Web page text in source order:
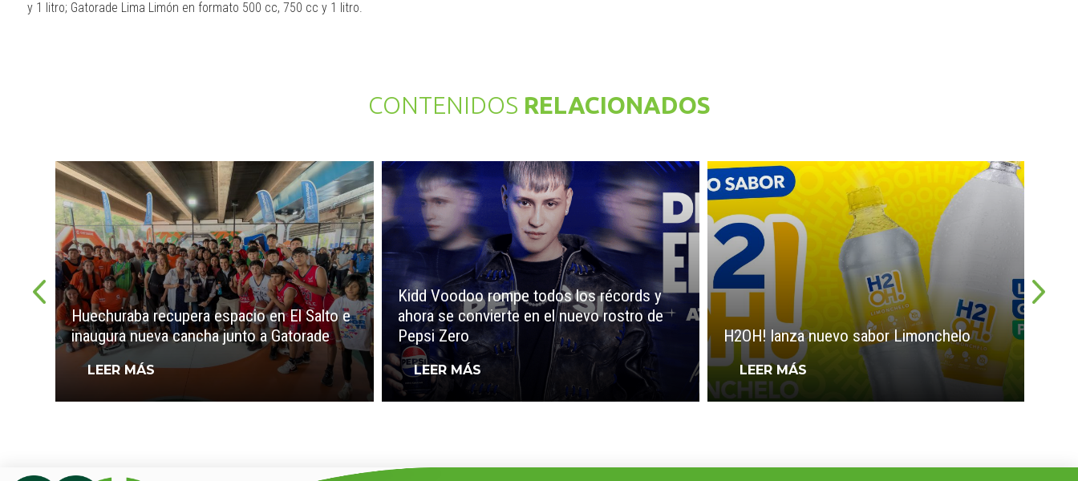
y 1 litro; Gatorade Lima Limón en formato 500 cc, 750 cc y 1 litro.
CONTENIDOS RELACIONADOS
Huechuraba recupera espacio en El Salto e
inaugura nueva cancha junto a Gatorade
LEER MÁS
Kidd Voodoo rompe todos los récords y
ahora se convierte en el nuevo rostro de
Pepsi Zero
LEER MÁS
H2OH! lanza nuevo sabor Limonchelo
LEER MÁS